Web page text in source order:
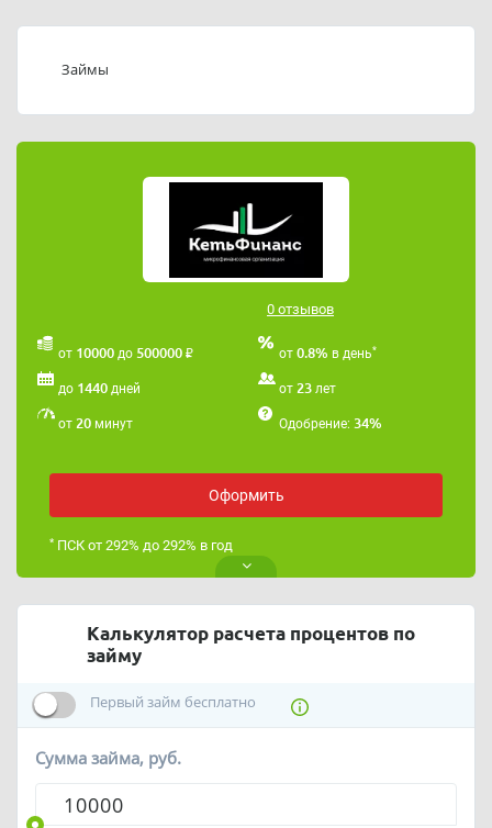
Займы
0 отзывов
от 10000 до 500000 ₽ от 0.8% в день*
до 1440 дней от 23 лет
от 20 минут Одобрение: 34%
Оформить
*ПСК от 292% до 292% в год
Калькулятор расчета процентов по
займу
Первый займ бесплатно
Сумма займа, руб.